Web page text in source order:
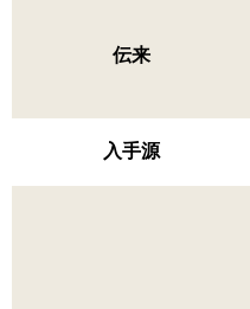
伝来
入手源